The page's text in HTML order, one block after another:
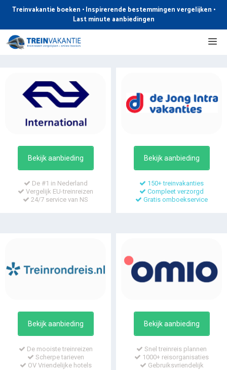
de
inhoud
Treinvakantie boeken • Inspirerende bestemmingen vergelijken •
Last minute aanbiedingen
Bekijk aanbieding
De #1 in Nederland
Vergelijk EU-treinreizen
24/7 service van NS
Bekijk aanbieding
150+ treinvakanties
Compleet verzorgd
Gratis omboekservice
Bekijk aanbieding
De mooiste treinreizen
Scherpe tarieven
OV Vriendelijke hotels
Bekijk aanbieding
Snel treinreis plannen
1000+ reisorganisaties
Gebruiksvriendelijk